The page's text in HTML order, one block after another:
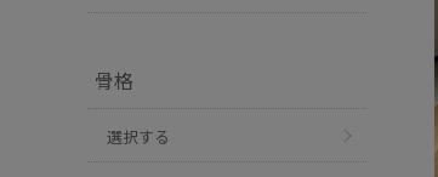
骨格
選択する